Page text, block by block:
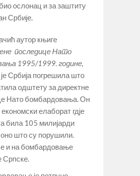
ослонац и за заштиту
Србије.
аутор књиге
последице Нато
1995/1999. године,
Србија погрешила што
одштету за директне
Нато бомбардовања. Он
економски елаборат гдје
била 105 милијарди
што су порушили.
и на бомбардовање
Српске.